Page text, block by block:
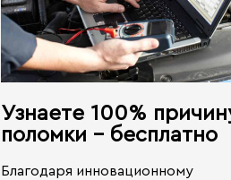
Узнаете 100%
поломки - бесплатно​
Благодаря инновационному